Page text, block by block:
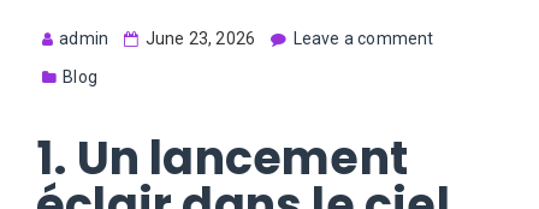
admin June 23, 2026
Leave a comment
Blog
1. Un lancement